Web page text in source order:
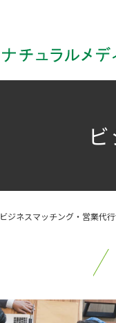
ビジネスマッチング・営業代